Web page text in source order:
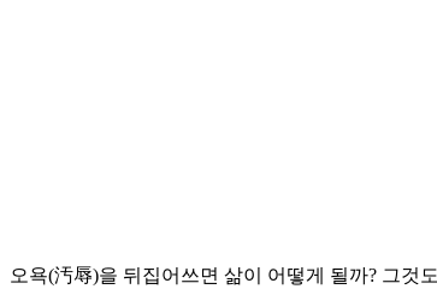
오욕(汚辱)을 뒤집어쓰면 삶이 어떻게 될까? 그것